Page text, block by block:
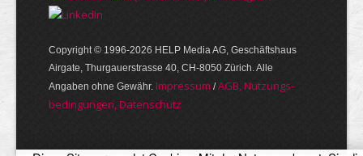
Copyright © 1996-2026 HELP Media AG, Geschäftshaus
Airgate, Thurgauer­strasse 40, CH-8050 Zürich. Alle
Angaben ohne Gewähr. Im­pres­sum /AGB, Nut­zungs­
bedin­gungen, Daten­schutz